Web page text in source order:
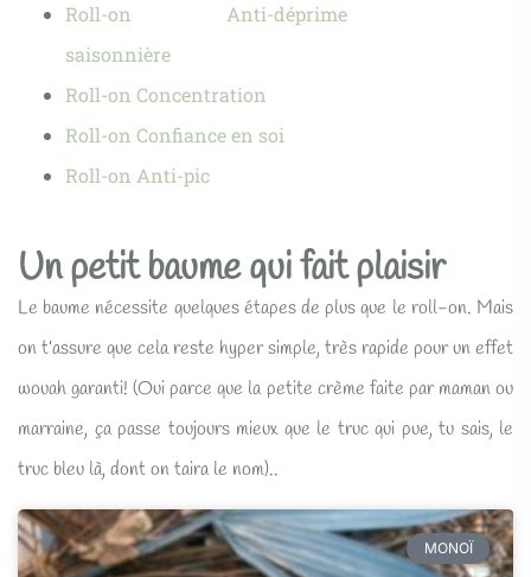
Roll-on Anti-déprime
saisonnière
Roll-on Concentration
Roll-on Confiance en soi
Roll-on Anti-pic
Un petit baume qui fait plaisir
Le baume nécessite quelques étapes de plus que le roll-on. Mais
on t’assure que cela reste hyper simple, très rapide pour un effet
wouah garanti! (Oui parce que la petite crème faite par maman ou
marraine, ça passe toujours mieux que le truc qui pue, tu sais, le
truc bleu là, dont on taira le nom)..
MONOÏ